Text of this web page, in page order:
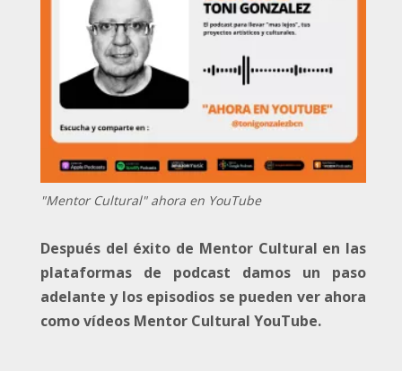
"Mentor Cultural" ahora en YouTube
Después del éxito de Mentor Cultural en las
plataformas de podcast damos un paso
adelante y los episodios se pueden ver ahora
como vídeos Mentor Cultural YouTube.